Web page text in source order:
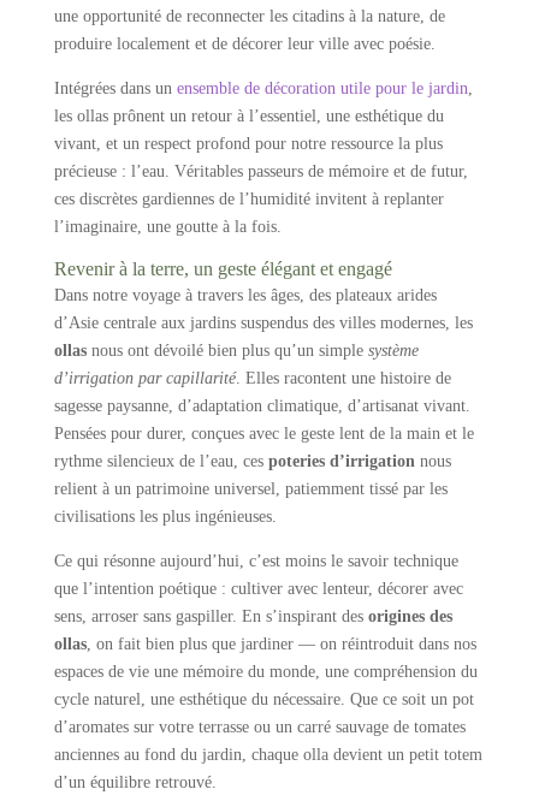
une opportunité de reconnecter les citadins à la nature, de
produire localement et de décorer leur ville avec poésie.
Intégrées dans un ensemble de décoration utile pour le jardin,
les ollas prônent un retour à l’essentiel, une esthétique du
vivant, et un respect profond pour notre ressource la plus
précieuse : l’eau. Véritables passeurs de mémoire et de futur,
ces discrètes gardiennes de l’humidité invitent à replanter
l’imaginaire, une goutte à la fois.
Revenir à la terre, un geste élégant et engagé
Dans notre voyage à travers les âges, des plateaux arides
d’Asie centrale aux jardins suspendus des villes modernes, les
ollasnous ont dévoilé bien plus qu’un simple système
d’irrigation par capillarité. Elles racontent une histoire de
sagesse paysanne, d’adaptation climatique, d’artisanat vivant.
Pensées pour durer, conçues avec le geste lent de la main et le
rythme silencieux de l’eau, ces poteries d’irrigationnous
relient à un patrimoine universel, patiemment tissé par les
civilisations les plus ingénieuses.
Ce qui résonne aujourd’hui, c’est moins le savoir technique
que l’intention poétique : cultiver avec lenteur, décorer avec
sens, arroser sans gaspiller. En s’inspirant des origines des
ollas, on fait bien plus que jardiner — on réintroduit dans nos
espaces de vie une mémoire du monde, une compréhension du
cycle naturel, une esthétique du nécessaire. Que ce soit un pot
d’aromates sur votre terrasse ou un carré sauvage de tomates
anciennes au fond du jardin, chaque olla devient un petit totem
d’un équilibre retrouvé.